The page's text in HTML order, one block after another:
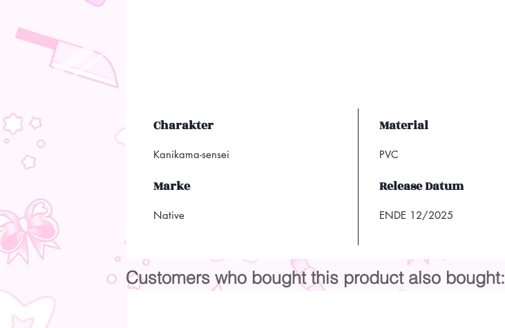
Charakter
Kanikama-sensei
Material
PVC
Marke
Native
Release Datum
ENDE 12/2025
Customers who bought this product also bought: